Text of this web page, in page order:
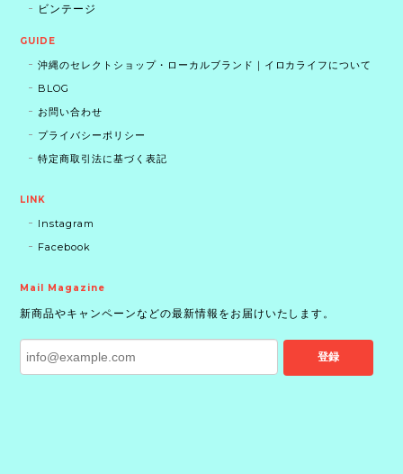
ビンテージ
GUIDE
沖縄のセレクトショップ・ローカルブランド｜イロカライフについて
BLOG
お問い合わせ
プライバシーポリシー
特定商取引法に基づく表記
LINK
Instagram
Facebook
Mail Magazine
新商品やキャンペーンなどの最新情報をお届けいたします。
登録